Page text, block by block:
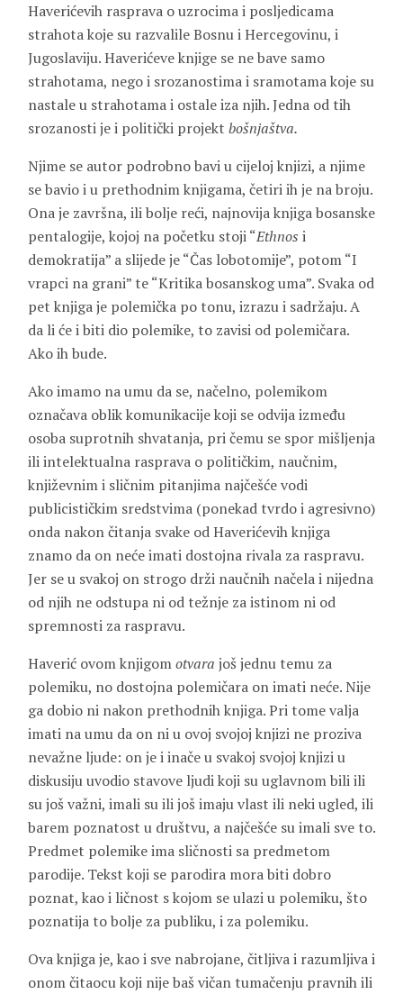
Haverićevih rasprava o uzrocima i posljedicama
strahota koje su razvalile Bosnu i Hercegovinu, i
Jugoslaviju. Haverićeve knjige se ne bave samo
strahotama, nego i srozanostima i sramotama koje su
nastale u strahotama i ostale iza njih. Jedna od tih
srozanosti je i politički projekt bošnjaštva.
Njime se autor podrobno bavi u cijeloj knjizi, a njime
se bavio i u prethodnim knjigama, četiri ih je na broju.
Ona je završna, ili bolje reći, najnovija knjiga bosanske
pentalogije, kojoj na početku stoji “Ethnos i
demokratija” a slijede je “Čas lobotomije”, potom “I
vrapci na grani” te “Kritika bosanskog uma”. Svaka od
pet knjiga je polemička po tonu, izrazu i sadržaju. A
da li će i biti dio polemike, to zavisi od polemičara.
Ako ih bude.
Ako imamo na umu da se, načelno, polemikom
označava oblik komunikacije koji se odvija između
osoba suprotnih shvatanja, pri čemu se spor mišljenja
ili intelektualna rasprava o političkim, naučnim,
književnim i sličnim pitanjima najčešće vodi
publicističkim sredstvima (ponekad tvrdo i agresivno)
onda nakon čitanja svake od Haverićevih knjiga
znamo da on neće imati dostojna rivala za raspravu.
Jer se u svakoj on strogo drži naučnih načela i nijedna
od njih ne odstupa ni od težnje za istinom ni od
spremnosti za raspravu.
Haverić ovom knjigomotvara još jednu temu za
polemiku, no dostojna polemičara on imati neće. Nije
ga dobio ni nakon prethodnih knjiga. Pri tome valja
imati na umu da on ni u ovoj svojoj knjizi ne proziva
nevažne ljude: on je i inače u svakoj svojoj knjizi u
diskusiju uvodio stavove ljudi koji su uglavnom bili ili
su još važni, imali su ili još imaju vlast ili neki ugled, ili
barem poznatost u društvu, a najčešće su imali sve to.
Predmet polemike ima sličnosti sa predmetom
parodije. Tekst koji se parodira mora biti dobro
poznat, kao i ličnost s kojom se ulazi u polemiku, što
poznatija to bolje za publiku, i za polemiku.
Ova knjiga je, kao i sve nabrojane, čitljiva i razumljiva i
onom čitaocu koji nije baš vičan tumačenju pravnih ili